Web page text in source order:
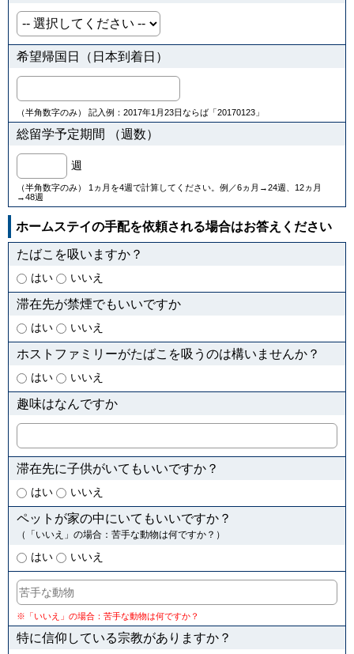
希望帰国日（日本到着日）
（半角数字のみ） 記入例：2017年1月23日ならば「20170123」
総留学予定期間 （週数）
週
（半角数字のみ） 1ヵ月を4週で計算してください。例／6ヵ月→24週、12ヵ月
→48週
ホームステイの手配を依頼される場合はお答えください
たばこを吸いますか？
はい いいえ
滞在先が禁煙でもいいですか
はい いいえ
ホストファミリーがたばこを吸うのは構いませんか？
はい いいえ
趣味はなんですか
滞在先に子供がいてもいいですか？
はい いいえ
ペットが家の中にいてもいいですか？
（「いいえ」の場合：苦手な動物は何ですか？）
はい いいえ
※「いいえ」の場合：苦手な動物は何ですか？
特に信仰している宗教がありますか？